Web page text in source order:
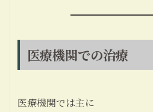
医療機関での治療
医療機関では主に